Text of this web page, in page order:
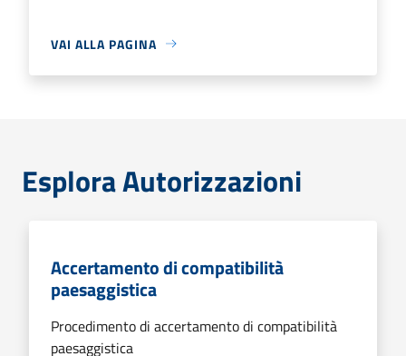
VAI ALLA PAGINA
Esplora Autorizzazioni
Accertamento di compatibilità
paesaggistica
Procedimento di accertamento di compatibilità
paesaggistica